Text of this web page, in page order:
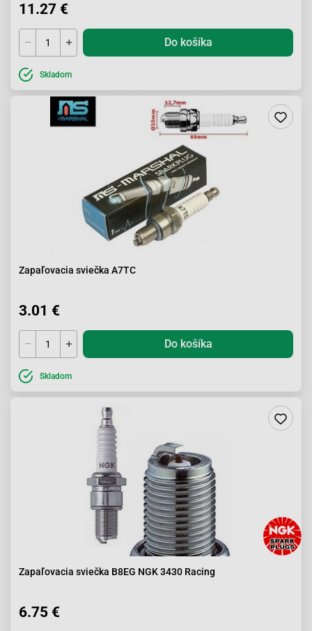
11.27 €
Do košíka
Skladom
Zapaľovacia sviečka A7TC
3.01 €
Do košíka
Skladom
Zapaľovacia sviečka B8EG NGK 3430 Racing
6.75 €